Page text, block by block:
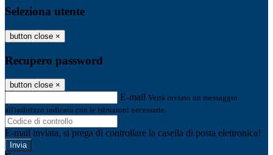
Seleziona utente
button close ×
Recupero password
button close ×
E-mail Verrà inviato un messaggio
all'indirizzo indicato con le istruzioni necessarie.
E-mail inviata, si prega di controllare la casella di posta elettronica!